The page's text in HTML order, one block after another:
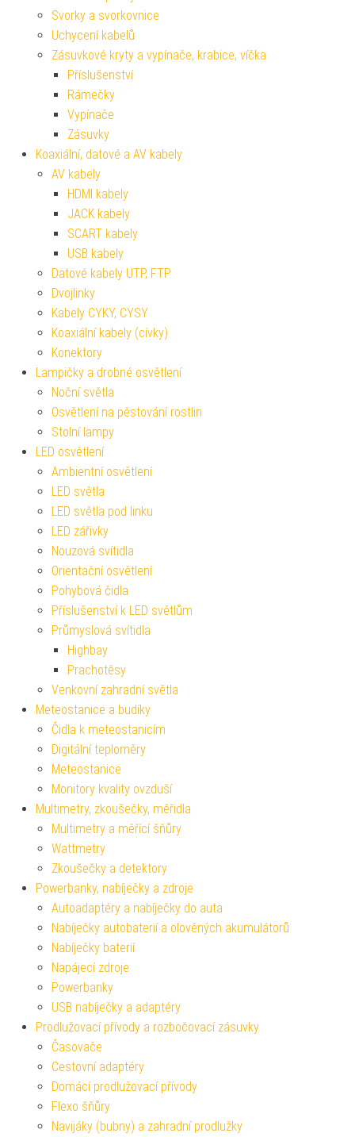
Svorky a svorkovnice
Uchycení kabelů
Zásuvkové kryty a vypínače, krabice, víčka
Příslušenství
Rámečky
Vypínače
Zásuvky
Koaxiální, datové a AV kabely
AV kabely
HDMI kabely
JACK kabely
SCART kabely
USB kabely
Datové kabely UTP, FTP
Dvojlinky
Kabely CYKY, CYSY
Koaxiální kabely (cívky)
Konektory
Lampičky a drobné osvětlení
Noční světla
Osvětlení na pěstování rostlin
Stolní lampy
LED osvětlení
Ambientní osvětlení
LED světla
LED světla pod linku
LED zářivky
Nouzová svítidla
Orientační osvětlení
Pohybová čidla
Příslušenství k LED světlům
Průmyslová svítidla
Highbay
Prachotěsy
Venkovní zahradní světla
Meteostanice a budíky
Čidla k meteostanicím
Digitální teploměry
Meteostanice
Monitory kvality ovzduší
Multimetry, zkoušečky, měřidla
Multimetry a měřící šňůry
Wattmetry
Zkoušečky a detektory
Powerbanky, nabíječky a zdroje
Autoadaptéry a nabíječky do auta
Nabíječky autobaterií a olověných akumulátorů
Nabíječky baterií
Napájecí zdroje
Powerbanky
USB nabíječky a adaptéry
Prodlužovací přívody a rozbočovací zásuvky
Časovače
Cestovní adaptéry
Domácí prodlužovací přívody
Flexo šňůry
Navijáky (bubny) a zahradní prodlužky